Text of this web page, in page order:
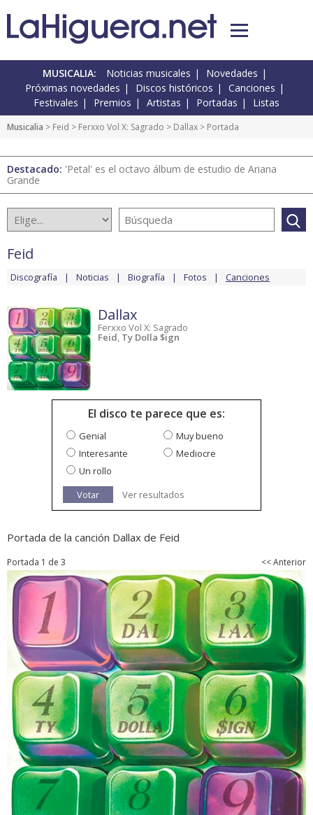
MUSICALIA: Noticias musicales
Novedades
Próximas novedades
Discos históricos
Canciones
Festivales
Premios Artistas Portadas Listas
Musicalia > Feid > Ferxxo Vol X: Sagrado > Dallax > Portada
Destacado: 'Petal' es el octavo álbum de estudio de Ariana
Grande
Feid
Discografía Noticias Biografía Fotos Canciones
Dallax
Ferxxo Vol X: Sagrado
Feid, Ty Dolla $ign
El disco te parece que es:
Genial
Muy bueno
Interesante
Mediocre
Un rollo
Votar
Ver resultados
Portada de la canción Dallax de Feid
Portada 1 de 3 << Anterior